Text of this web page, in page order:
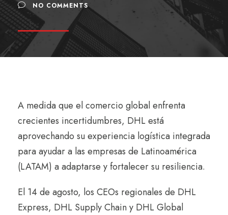
NO COMMENTS
A medida que el comercio global enfrenta
crecientes incertidumbres, DHL está
aprovechando su experiencia logística integrada
para ayudar a las empresas de Latinoamérica
(LATAM) a adaptarse y fortalecer su resiliencia.
El 14 de agosto, los CEOs regionales de DHL
Express, DHL Supply Chain y DHL Global